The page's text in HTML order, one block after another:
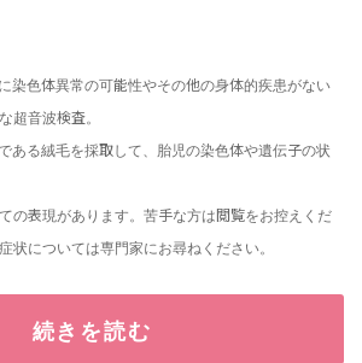
色体異常の可能性やその他の身体的疾患がない
超音波検査。
る絨毛を採取して、胎児の染色体や遺伝子の状
の表現があります。苦手な方は閲覧をお控えくだ
状については専門家にお尋ねください。
続きを読む